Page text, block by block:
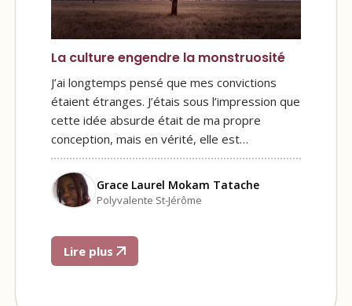
La culture engendre la monstruosité
J’ai longtemps pensé que mes convictions
étaient étranges. J’étais sous l’impression que
cette idée absurde était de ma propre
conception, mais en vérité, elle est…
Grace Laurel Mokam Tatache
Polyvalente St-Jérôme
Lire plus